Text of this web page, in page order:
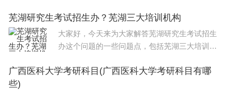
芜湖研究生考试招生办？芜湖三大培训机构
大家好，今天来为大家解答芜湖研究生考试招生
办这个问题的一些问题点，包括芜湖三大培训机
大家分析分析，现在让我们一起来看看吧！如果
广西医科大学考研科目(广西医科大学考研科目有哪
些)